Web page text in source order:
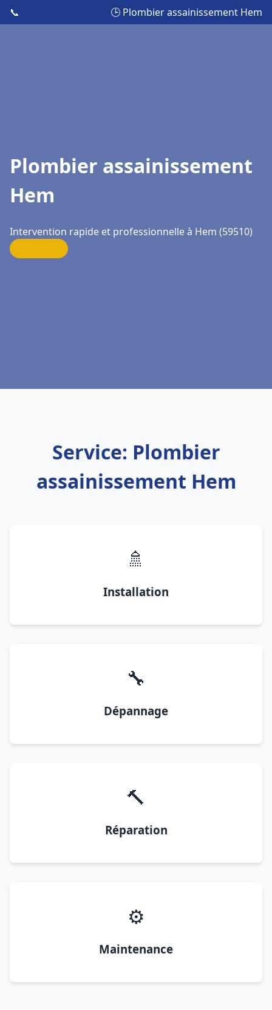
📞 🕒 Plombier assainissement Hem
Plombier assainissement
Hem
Intervention rapide et professionnelle à Hem (59510)
Service: Plombier
assainissement Hem
🚿
Installation
🔧
Dépannage
🔨
Réparation
⚙️
Maintenance